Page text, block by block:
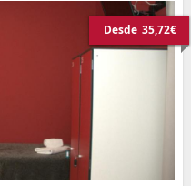
Desde 35,72€